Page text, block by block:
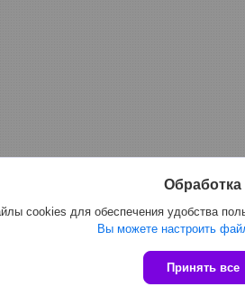
cookies для обеспечения удобства
Вы можете настроить
Принять все